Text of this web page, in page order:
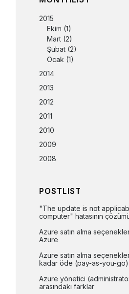
2015
Ekim (1)
Mart (2)
Şubat (2)
Ocak (1)
2014
2013
2012
2011
2010
2009
2008
POSTLIST
"The update is not
computer" hatasının
Azure satın alma
Azure
Azure satın alma
kadar öde (pay-as-you-go)
Azure yönetici
arasındaki farklar